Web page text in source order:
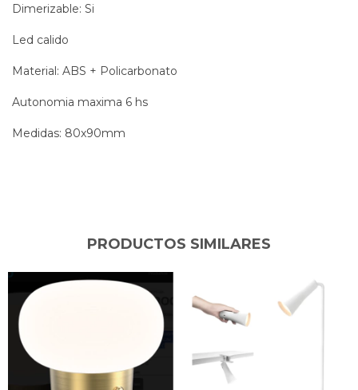
Dimerizable: Si
Led calido
Material: ABS + Policarbonato
Autonomia maxima 6 hs
Medidas: 80x90mm
PRODUCTOS SIMILARES